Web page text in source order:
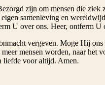
zijn om mensen die ziek
samenleving en
U over ons. Heer, ontferm U
vergeven. Moge Hij
mensen worden, naar het
liefde voor altijd. Amen.